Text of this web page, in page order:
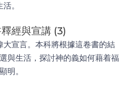
活。
經與宣講 (3)
宣言。本科將根據這卷書的結
與生活，探討神的義如何藉着福
明。